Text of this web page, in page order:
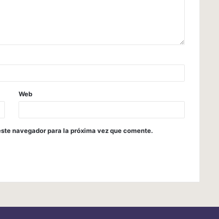
Web
navegador para la próxima vez que comente.